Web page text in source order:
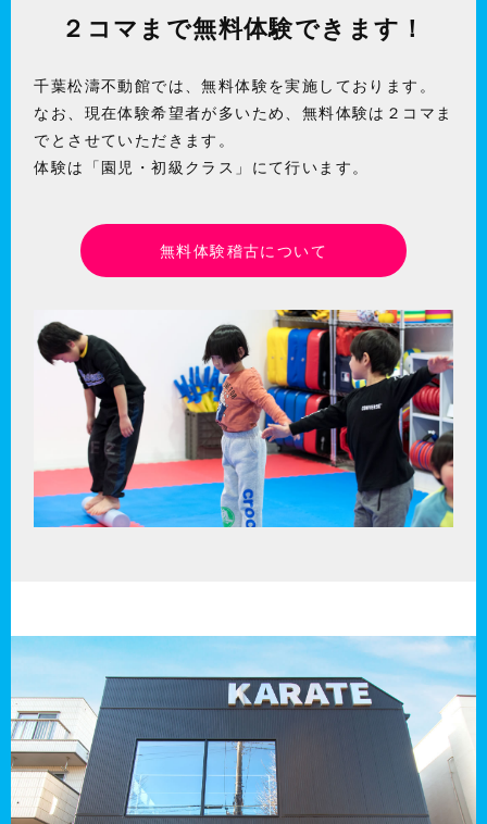
２コマまで無料体験できます！
千葉松濤不動館では、無料体験を実施しております。
なお、現在体験希望者が多いため、無料体験は２コマま
でとさせていただきます。
体験は「園児・初級クラス」にて行います。
無料体験稽古について